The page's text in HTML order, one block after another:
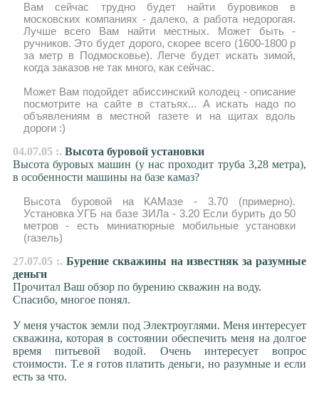
Вам сейчас трудно будет найти буровиков в
московских компаниях - далеко, а работа недорогая.
Лучше всего Вам найти местных. Может быть -
ручников. Это будет дорого, скорее всего (1600-1800 р
за метр в Подмосковье). Легче будет искать зимой,
когда заказов не так много, как сейчас.
Может Вам подойдет абиссинский колодец - описание
посмотрите на сайте в статьях... А искать надо по
объявлениям в местной газете и на щитах вдоль
дороги :)
04.07.05 :. Высота буровой установки
Высота буровых машин (у нас проходит труба 3,28 метра),
в особенности машины на базе камаз?
Высота буровой на КАМазе - 3.70 (примерно).
Установка УГБ на базе ЗИЛа - 3.20 Если бурить до 50
метров - есть миниатюрные мобильные установки
(газель)
27.07.05 :. Бурение скважины на известняк за разумные
деньги
Прочитал Ваш обзор по бурению скважин на воду.
Спасибо, многое понял.
У меня участок земли под Электроуглями. Меня интересует
скважина, которая в состоянии обеспечить меня на долгое
время питьевой водой. Очень интересует вопрос
стоимости. Т.е я готов платить деньги, но разумные и если
есть за что.